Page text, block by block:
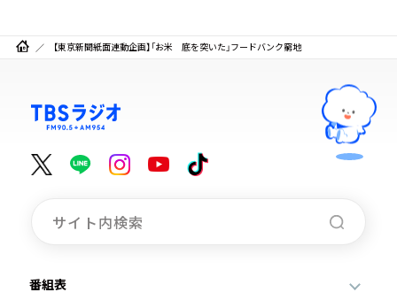
【東京新聞紙面連動企画】「お米 底を突いた」フードバンク窮地
番組表